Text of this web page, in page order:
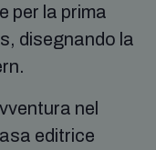
per la prima
disegnando la
nel
editrice